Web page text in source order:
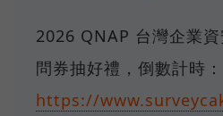
2026 QNAP 台灣企業
問券抽好禮，倒數計時：
https://